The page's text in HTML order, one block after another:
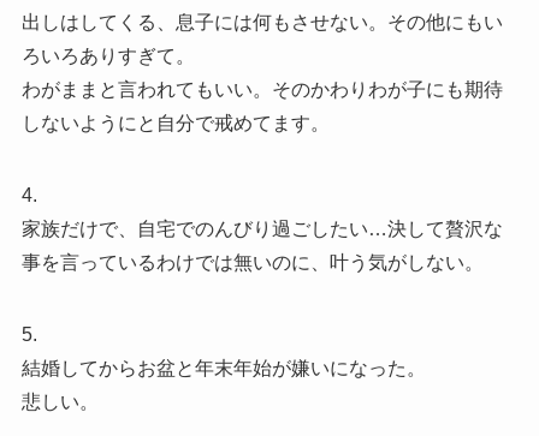
出しはしてくる、息子には何もさせない。その他にもい
ろいろありすぎて。
わがままと言われてもいい。そのかわりわが子にも期待
しないようにと自分で戒めてます。
4.
家族だけで、自宅でのんびり過ごしたい…決して贅沢な
事を言っているわけでは無いのに、叶う気がしない。
5.
結婚してからお盆と年末年始が嫌いになった。
悲しい。